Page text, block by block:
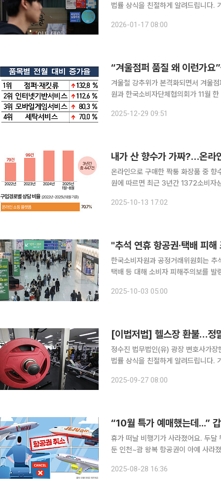
법률 상식을 친절하게 알려드립니다.
뚱한 주제도 기존 판례와 법리를 비교
2026-01-17 08:00
“겨울점퍼 품질 왜 이런가
겨울철 강추위가 본격화되면서 겨울점퍼
원과 한국소비자단체협의회가 11월
으로 집계됐다. 점퍼 관련 불
2025-12-29 09:51
내가 산 향수가 가짜?…온라
온라인으로 구매한 짝퉁 화장품 중 향수 구매
원에 따르면 최근 3년간 1372소비자
2025-10-13 17:02
"추석 연휴 항공권·택배 피
한국소비자원과 공정거래위원회는
택배 등 대해 소비자 피해주의보를 발령했다. 소비자원에 따르면 코로나 19 이후
호로 소비자들의 택배 이용도 계속해
2025-10-03 05:00
[이법저법] 헬스장 환불…정
정수진 법무법인(유) 광장 변호사가장현 법무법인(유)
법률 상식을 친절하게 알려드립니다.
뚱한 주제도 기존 판례와 법리를 비교
2025-09-27 08:00
“10월 특가 예매했는데...”
휴가 떠날 비행기가 사라졌어요. 두달 뒤 해외여행을 준비했던 이들에게 도착한 문자. 특가로 잡아
둔 인천~괌 왕복 항공권이 아예 사라
의 일방적 취소는 이제 익숙할 정도인
2025-08-28 16:36